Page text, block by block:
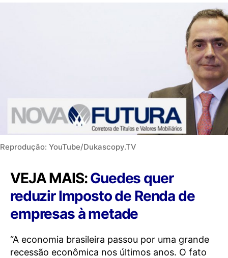
Reprodução: YouTube/Dukascopy.TV
VEJA MAIS:Guedes quer
reduzir Imposto de Renda de
empresas à metade
“A economia brasileira passou por uma grande
recessão econômica nos últimos anos. O fato